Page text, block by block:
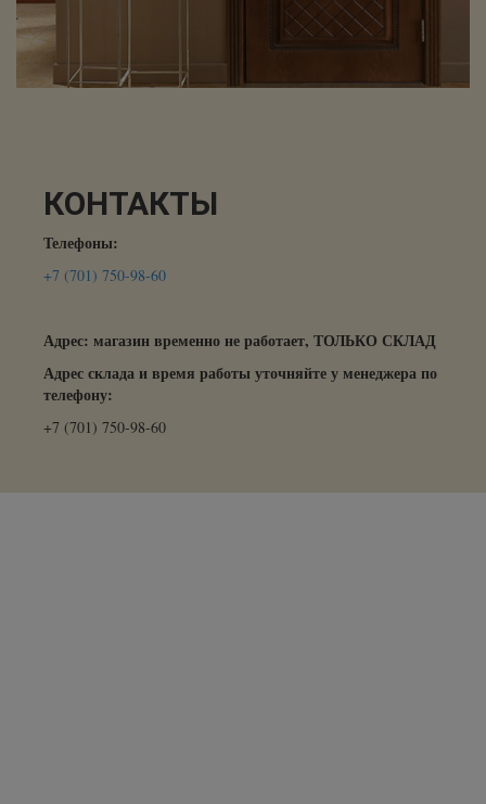
КОНТАКТЫ
Телефоны:
+7 (701) 750-98-60
Адрес: магазин временно не работает, ТОЛЬКО СКЛАД
Адрес склада и время работы уточняйте у менеджера по
телефону:
+7 (701) 750-98-60